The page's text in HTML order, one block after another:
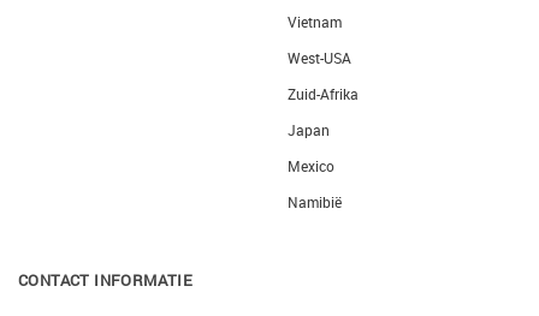
Vietnam
West-USA
Zuid-Afrika
Japan
Mexico
Namibië
CONTACT INFORMATIE